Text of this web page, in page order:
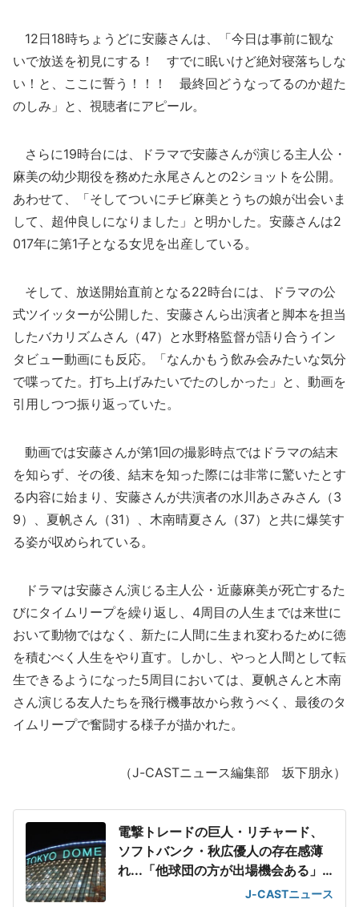
12日18時ちょうどに安藤さんは、「今日は事前に観な
いで放送を初見にする！ すでに眠いけど絶対寝落ちしな
い！と、ここに誓う！！！ 最終回どうなってるのか超た
のしみ」と、視聴者にアピール。
さらに19時台には、ドラマで安藤さんが演じる主人公・
麻美の幼少期役を務めた永尾さんとの2ショットを公開。
あわせて、「そしてついにチビ麻美とうちの娘が出会いま
して、超仲良しになりました」と明かした。安藤さんは2
017年に第1子となる女児を出産している。
そして、放送開始直前となる22時台には、ドラマの公
式ツイッターが公開した、安藤さんら出演者と脚本を担当
したバカリズムさん（47）と水野格監督が語り合うイン
タビュー動画にも反応。「なんかもう飲み会みたいな気分
で喋ってた。打ち上げみたいでたのしかった」と、動画を
引用しつつ振り返っていた。
動画では安藤さんが第1回の撮影時点ではドラマの結末
を知らず、その後、結末を知った際には非常に驚いたとす
る内容に始まり、安藤さんが共演者の水川あさみさん（3
9）、夏帆さん（31）、木南晴夏さん（37）と共に爆笑す
る姿が収められている。
ドラマは安藤さん演じる主人公・近藤麻美が死亡するた
びにタイムリープを繰り返し、4周目の人生までは来世に
おいて動物ではなく、新たに人間に生まれ変わるために徳
を積むべく人生をやり直す。しかし、やっと人間として転
生できるようになった5周目においては、夏帆さんと木南
さん演じる友人たちを飛行機事故から救うべく、最後のタ
イムリープで奮闘する様子が描かれた。
（J-CASTニュース編集部 坂下朋永）
電撃トレードの巨人・リチャード、
ソフトバンク・秋広優人の存在感薄
れ...「他球団の方が出場機会ある」
J-CASTニュース